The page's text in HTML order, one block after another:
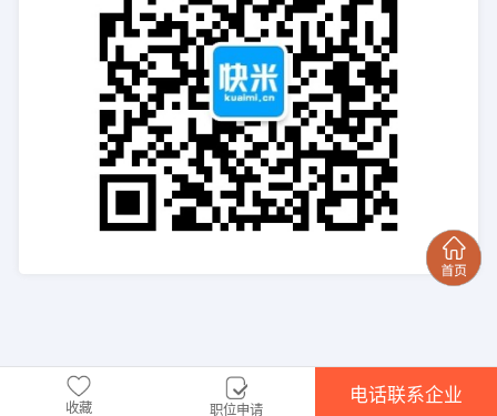
收藏 职位申请
电话联系企业